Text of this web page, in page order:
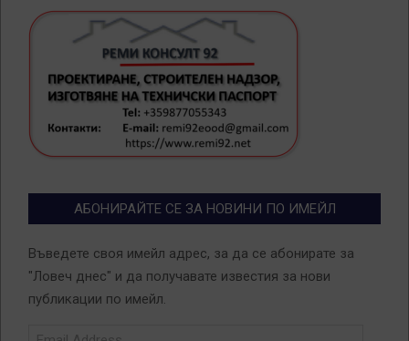
АБОНИРАЙТЕ СЕ ЗА НОВИНИ ПО ИМЕЙЛ
Въведете своя имейл адрес, за да се абонирате за
"Ловеч днес" и да получавате известия за нови
публикации по имейл.